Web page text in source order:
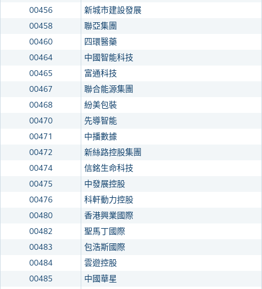
00456
新城市建設發展
00458
聯亞集團
00460
四環醫藥
00464
中國智能科技
00465
富通科技
00467
聯合能源集團
00468
紛美包裝
00470
先導智能
00471
中播數據
00472
新絲路控股集團
00474
信銘生命科技
00475
中發展控股
00476
科軒動力控股
00480
香港興業國際
00482
聖馬丁國際
00483
包浩斯國際
00484
雲遊控股
00485
中國華星